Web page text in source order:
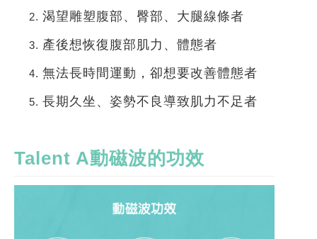
渴望雕塑腹部、臀部、大腿線條者
產後想恢復腹部肌力、體態者
無法長時間運動，卻想要改善體態者
長期久坐、姿勢不良導致肌力不足者
Talent A動磁波的功效